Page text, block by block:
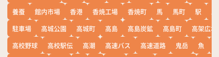
養蚕
館内市場 香港 香焼工場 香焼町 馬 馬町 駅
駐車場
高城公園 高城町 高島 高島炭鉱 高島町
高架広場
高校野球
高校駅伝 高潮 高速バス 高速道路 鬼岳 魚